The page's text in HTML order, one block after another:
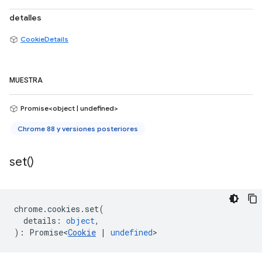
detalles
CookieDetails
MUESTRA
Promise<object | undefined>
Chrome 88 y versiones posteriores
set()
chrome.cookies . set(
details : object,
) : Promise<Cookie | undefined>